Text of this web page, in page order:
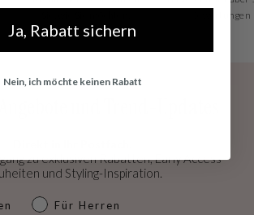
Bewertungen
zu exklusiven Rabatten, Early Access
und Styling-Inspiration.
Für Herren
Ja, Rabatt sichern
Nein, ich möchte keinen Rabatt